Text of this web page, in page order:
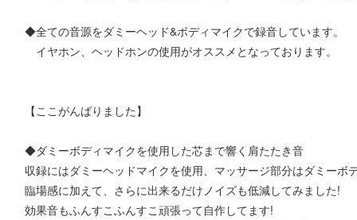
◆全ての音源をダミーヘッド&ボディマイクで録音しています。
イヤホン、ヘッドホンの使用がオススメとなっております。
【ここがんばりました】
◆ダミーボディマイクを使用した芯まで響く肩たたき音
収録にはダミーヘッドマイクを使用、マッサージ部分はダミーボ
臨場感に加えて、さらに出来るだけノイズも低減してみました!
効果音もふんすこふんすこ頑張って自作してます!